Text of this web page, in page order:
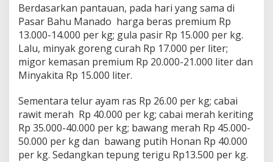
Berdasarkan pantauan, pada hari yang sama di
Pasar Bahu Manado harga beras premium Rp
13.000-14.000 per kg; gula pasir Rp 15.000 per kg.
Lalu, minyak goreng curah Rp 17.000 per liter;
migor kemasan premium Rp 20.000-21.000 liter dan
Minyakita Rp 15.000 liter.
Sementara telur ayam ras Rp 26.00 per kg; cabai
rawit merah Rp 40.000 per kg; cabai merah keriting
Rp 35.000-40.000 per kg; bawang merah Rp 45.000-
50.000 per kg dan bawang putih Honan Rp 40.000
per kg. Sedangkan tepung terigu Rp13.500 per kg.